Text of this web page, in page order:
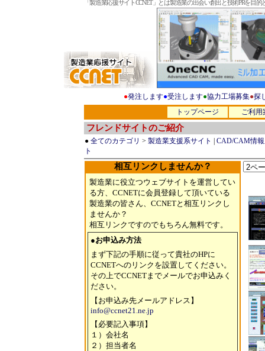
「製造業応援サイトCCNET」とは製造業の出会い創出と技術PRを
●発注します●受注します●協力工場募集●探
トップページ
ご利用
フレンドサイトのご紹介
● 全てのカテゴリ > 製造業支援系サイト
CAD/CAM情
ト
相互リンクしませんか？
製造業に役立つウェブサイトを運営してい
る方、CCNETに会員登録して頂いている
製造業の皆さん、CCNETと相互リンクし
ませんか？
相互リンクですのでもちろん無料です。
●お申込み方法
まず下記の手順に従って貴社のHPに
CCNETへのリンクを設置してください。
その上でCCNETまでメールでお申込みく
ださい。
【お申込み先メールアドレス】
info@ccnet21.ne.jp
【必要記入事項】
１）会社名
２）担当者名